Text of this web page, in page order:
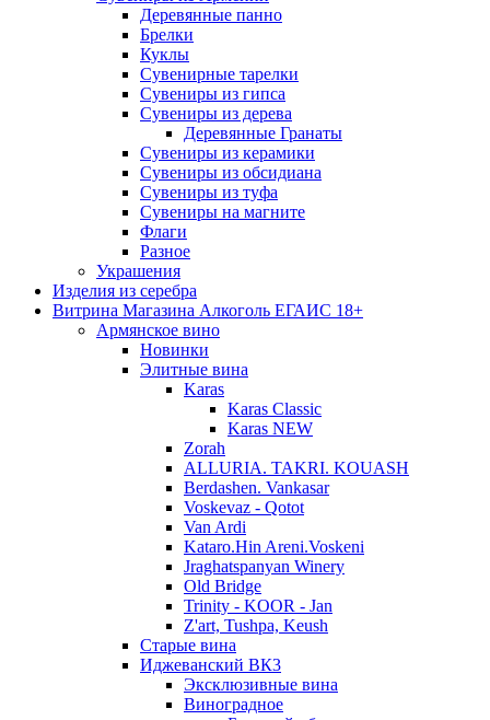
Деревянные панно
Брелки
Куклы
Сувенирные тарелки
Сувениры из гипса
Сувениры из дерева
Деревянные Гранаты
Сувениры из керамики
Сувениры из обсидиана
Сувениры из туфа
Сувениры на магните
Флаги
Разное
Украшения
Изделия из серебра
Витрина Магазина Алкоголь ЕГАИС 18+
Армянское вино
Новинки
Элитные вина
Karas
Karas Classic
Karas NEW
Zorah
ALLURIA. TAKRI. KOUASH
Berdashen. Vankasar
Voskevaz - Qotot
Van Ardi
Kataro.Hin Areni.Voskeni
Jraghatspanyan Winery
Old Bridge
Trinity - KOOR - Jan
Z'art, Tushpa, Keush
Старые вина
Иджеванский ВК3
Эксклюзивные вина
Виноградное